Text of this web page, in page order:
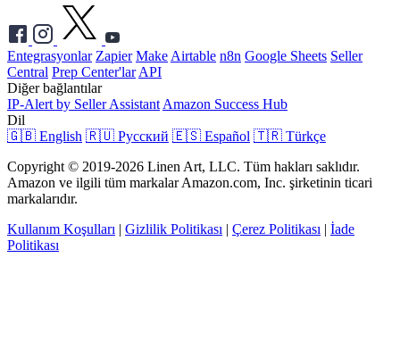
Entegrasyonlar Zapier Make Airtable n8n Google Sheets Seller
Central Prep Center'lar API
Diğer bağlantılar
IP-Alert by Seller Assistant Amazon Success Hub
Dil
🇬🇧 English 🇷🇺 Русский 🇪🇸 Español 🇹🇷 Türkçe
Copyright © 2019-2026 Linen Art, LLC. Tüm hakları saklıdır.
Amazon ve ilgili tüm markalar Amazon.com, Inc. şirketinin ticari
markalarıdır.
Kullanım Koşulları | Gizlilik Politikası | Çerez Politikası | İade
Politikası